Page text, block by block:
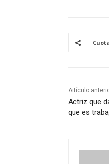
Cuota
Artículo
Actriz que
que es